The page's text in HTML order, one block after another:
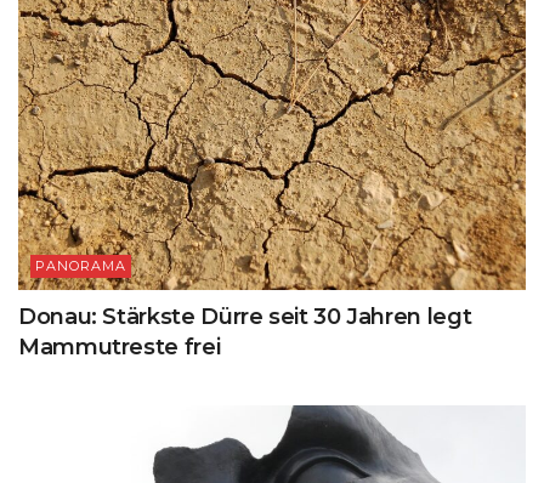
PANORAMA
Donau: Stärkste Dürre seit 30 Jahren legt
Mammutreste frei